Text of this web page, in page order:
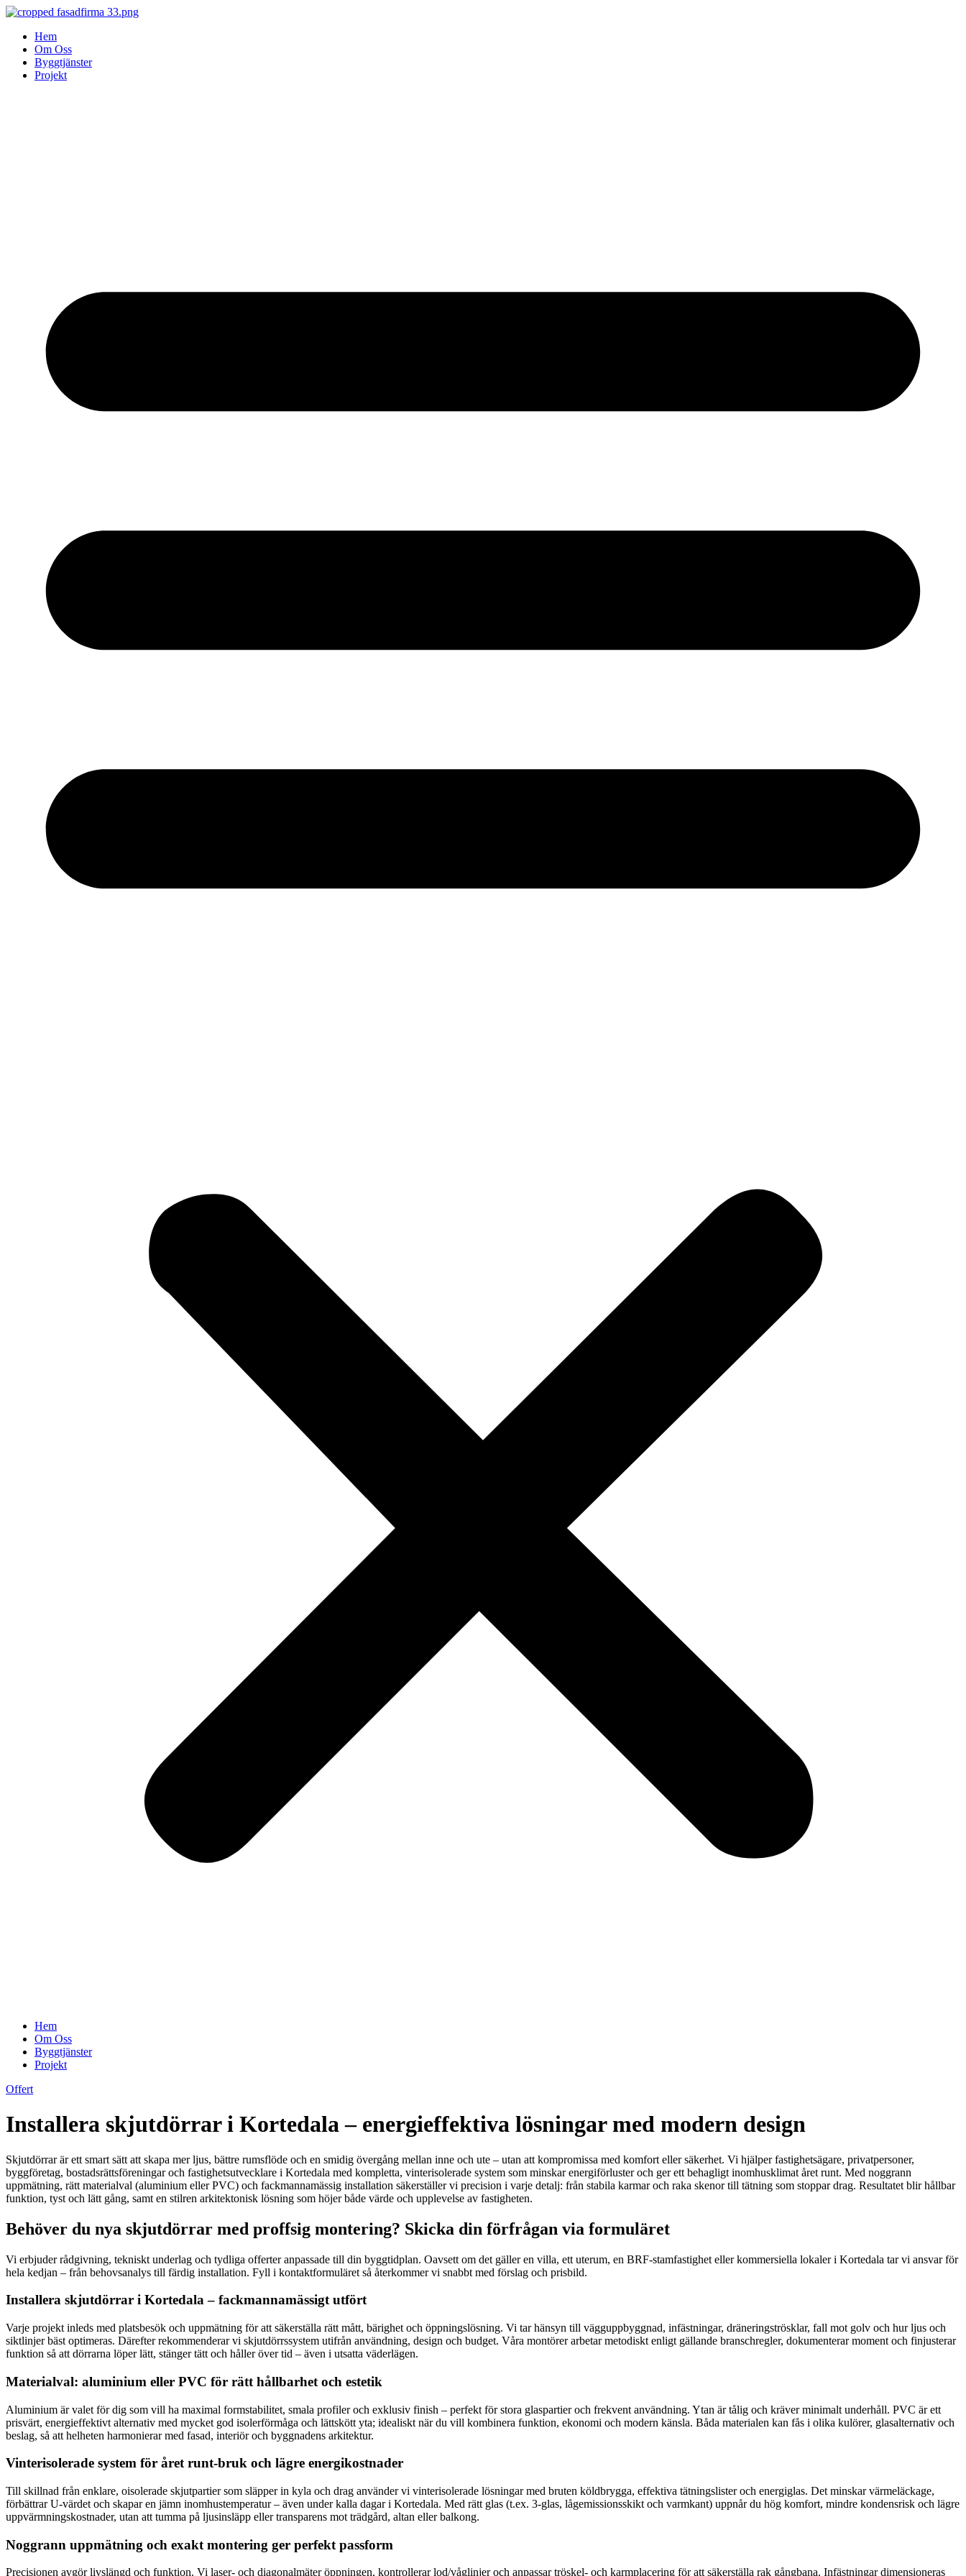
Skip
contentHem
Om Oss
Byggtjänster
Projekt
Hem
Om Oss
Byggtjänster
Projekt
Offert
Installera skjutdörrar i Kortedala – energieffektiva lösningar med modern design
Skjutdörrar är ett smart sätt att skapa mer ljus, bättre rumsflöde och en smidig övergång mellan inne och ute – utan att kompromissa med komfort eller säkerhet. Vi hjälper fastighetsägare, privatpersoner,
byggföretag, bostadsrättsföreningar och fastighetsutvecklare i Kortedala med kompletta, vinterisolerade system som minskar energiförluster och ger ett behagligt inomhusklimat året runt. Med noggrann
uppmätning, rätt materialval (aluminium eller PVC) och fackmannamässig installation säkerställer vi precision i varje detalj: från stabila karmar och raka skenor till tätning som stoppar drag. Resultatet blir hållbar
funktion, tyst och lätt gång, samt en stilren arkitektonisk lösning som höjer både värde och upplevelse av fastigheten.
Behöver du nya skjutdörrar med proffsig montering? Skicka din förfrågan via formuläret
Vi erbjuder rådgivning, tekniskt underlag och tydliga offerter anpassade till din byggtidplan. Oavsett om det gäller en villa, ett uterum, en BRF-stamfastighet eller kommersiella lokaler i Kortedala tar vi ansvar för
hela kedjan – från behovsanalys till färdig installation. Fyll i kontaktformuläret så återkommer vi snabbt med förslag och prisbild.
Installera skjutdörrar i Kortedala – fackmannamässigt utfört
Varje projekt inleds med platsbesök och uppmätning för att säkerställa rätt mått, bärighet och öppningslösning. Vi tar hänsyn till vägguppbyggnad, infästningar, dräneringströsklar, fall mot golv och hur ljus och
siktlinjer bäst optimeras. Därefter rekommenderar vi skjutdörrssystem utifrån användning, design och budget. Våra montörer arbetar metodiskt enligt gällande branschregler, dokumenterar moment och finjusterar
funktion så att dörrarna löper lätt, stänger tätt och håller över tid – även i utsatta väderlägen.
Materialval: aluminium eller PVC för rätt hållbarhet och estetik
Aluminium är valet för dig som vill ha maximal formstabilitet, smala profiler och exklusiv finish – perfekt för stora glaspartier och frekvent användning. Ytan är tålig och kräver minimalt underhåll. PVC är ett
prisvärt, energieffektivt alternativ med mycket god isolerförmåga och lättskött yta; idealiskt när du vill kombinera funktion, ekonomi och modern känsla. Båda materialen kan fås i olika kulörer, glasalternativ och
beslag, så att helheten harmonierar med fasad, interiör och byggnadens arkitektur.
Vinterisolerade system för året runt-bruk och lägre energikostnader
Till skillnad från enklare, oisolerade skjutpartier som släpper in kyla och drag använder vi vinterisolerade lösningar med bruten köldbrygga, effektiva tätningslister och energi­glas. Det minskar värmeläckage,
förbättrar U-värdet och skapar en jämn inomhustemperatur – även under kalla dagar i Kortedala. Med rätt glas (t.ex. 3-glas, lågemissionsskikt och varmkant) uppnår du hög komfort, mindre kondensrisk och lägre
uppvärmningskostnader, utan att tumma på ljusinsläpp eller transparens mot trädgård, altan eller balkong.
Noggrann uppmätning och exakt montering ger perfekt passform
Precisionen avgör livslängd och funktion. Vi laser- och diagonalmäter öppningen, kontrollerar lod/våglinjer och anpassar tröskel- och karmplacering för att säkerställa rak gångbana. Infästningar dimensioneras